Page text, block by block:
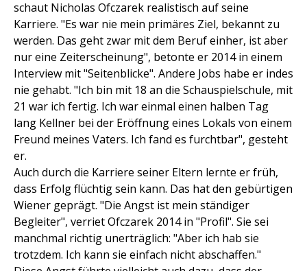
schaut Nicholas Ofczarek realistisch auf seine
Karriere. "Es war nie mein primäres Ziel, bekannt zu
werden. Das geht zwar mit dem Beruf einher, ist aber
nur eine Zeiterscheinung", betonte er 2014 in einem
Interview mit "Seitenblicke". Andere Jobs habe er indes
nie gehabt. "Ich bin mit 18 an die Schauspielschule, mit
21 war ich fertig. Ich war einmal einen halben Tag
lang Kellner bei der Eröffnung eines Lokals von einem
Freund meines Vaters. Ich fand es furchtbar", gesteht
er.
Auch durch die Karriere seiner Eltern lernte er früh,
dass Erfolg flüchtig sein kann. Das hat den gebürtigen
Wiener geprägt. "Die Angst ist mein ständiger
Begleiter", verriet Ofczarek 2014 in "Profil". Sie sei
manchmal richtig unerträglich: "Aber ich hab sie
trotzdem. Ich kann sie einfach nicht abschaffen."